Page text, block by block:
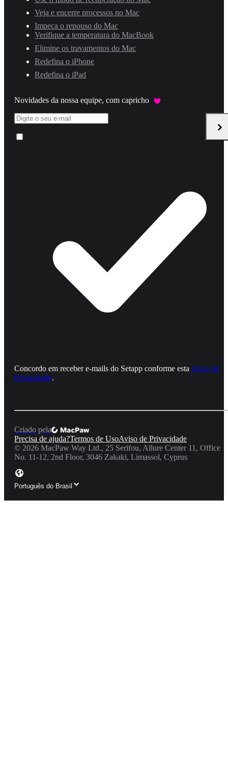
Veja e encerre processos no Mac
Impeça o repouso do Mac
Verifique a temperatura do MacBook
Elimine os travamentos do Mac
Redefina o iPhone
Redefina o iPad
Novidades da nossa equipe, com capricho
Concordo em receber e‑mails do Setapp conforme esta Aviso de
Privacidade.
Criado pela
Precisa de ajuda?Termos de UsoAviso de Privacidade
© 2026 MacPaw Way Ltd., 25 Serifou, Allure Center 11, Office
No. 11-12, 2nd Floor, 3046 Zakaki, Limassol, Cyprus
Português do Brasil